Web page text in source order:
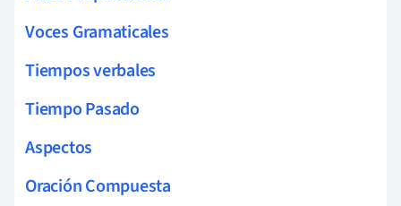
Voces Gramaticales
Tiempos verbales
Tiempo Pasado
Aspectos
Oración Compuesta